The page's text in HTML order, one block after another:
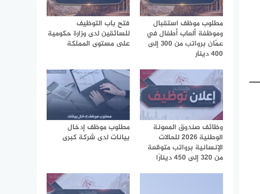
مطلوب موظف استقبال
وموظفة ألعاب أطفال في
عمّان برواتب من 300 إلى
400 دينار
فتح باب التوظيف
للسائقين لدى وزارة حكومية
على مستوى المملكة
وظائف صندوق المعونة
الوطنية 2026 للحالات
الإنسانية برواتب متوقعة
من 320 إلى 450 دينارًا
مطلوب موظف إدخال
بيانات لدى شركة كبرى